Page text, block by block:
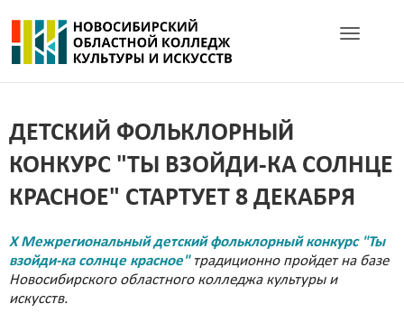
Toggle
ДЕТСКИЙ ФОЛЬКЛОРНЫЙ
КОНКУРС "ТЫ ВЗОЙДИ-КА СОЛНЦЕ
КРАСНОЕ" СТАРТУЕТ 8 ДЕКАБРЯ
X Межрегиональный детский фольклорный конкурс "Ты
взойди-ка солнце красное"традиционно пройдет на базе
Новосибирского областного колледжа культуры и
искусств.